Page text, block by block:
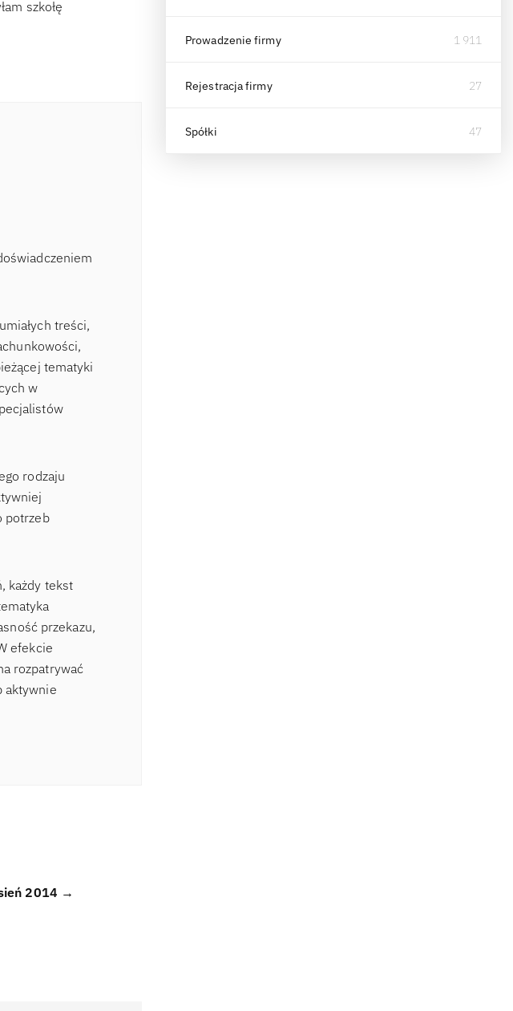
szkołę
treści,
tematyki
w
rodzaju
potrzeb
każdy tekst
przekazu,
efekcie
rozpatrywać
aktywnie
2014 →
Prowadzenie firmy 1 911
Rejestracja firmy 27
Spółki 47